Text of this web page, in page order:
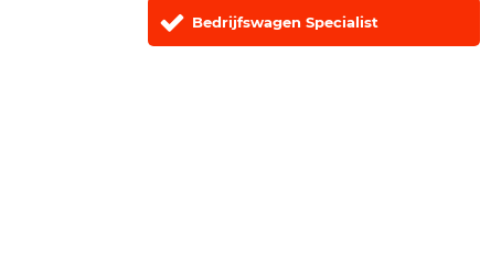
Bedrijfswagen Specialist